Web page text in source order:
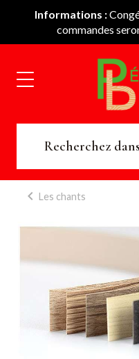
Informations :
commandes
Les chants